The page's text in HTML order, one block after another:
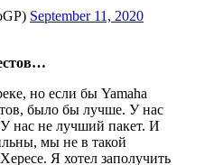
September 11, 2020
но если бы Yamaha
было бы лучше. У нас
нас не лучший пакет. И
мы не в такой
Я хотел заполучить